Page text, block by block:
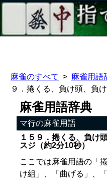
麻雀のすべて 麻雀用語
９．捲くる、負け頭、負
麻雀用語辞典
マ行の麻雀用語
１５９．捲くる、負け
スジ（約2分10秒）
ここでは麻雀用語の「
け組」、「曲げる」、